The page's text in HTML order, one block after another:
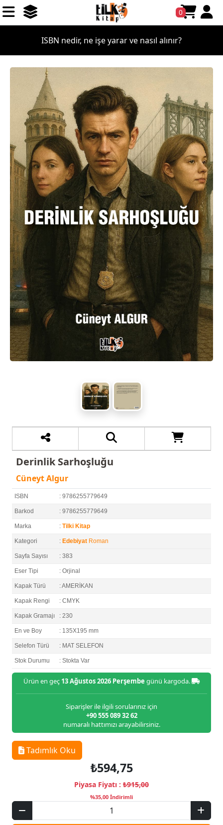
0
ISBN nedir, ne işe yarar ve nasıl alınır?
Derinlik Sarhoşluğu
Cüneyt Algur
ISBN : 9786255779649
Barkod : 9786255779649
Marka : Tilki Kitap
Kategori : Edebiyat Roman
Sayfa Sayısı : 383
Eser Tipi : Orjinal
Kapak Türü : AMERİKAN
Kapak Rengi : CMYK
Kapak Gramajı : 230
En ve Boy : 135X195 mm
Selefon Türü : MAT SELEFON
Stok Durumu : Stokta Var
Ürün en geç 13 Ağustos 2026 Perşembe günü kargoda.
Siparişler ile ilgili sorularınız için
+90 555 089 32 62
numaralı hattımızı arayabilirsiniz.
Tadımlık Oku
₺594,75
Piyasa Fiyatı : ₺915,00
%35,00 İndirimli